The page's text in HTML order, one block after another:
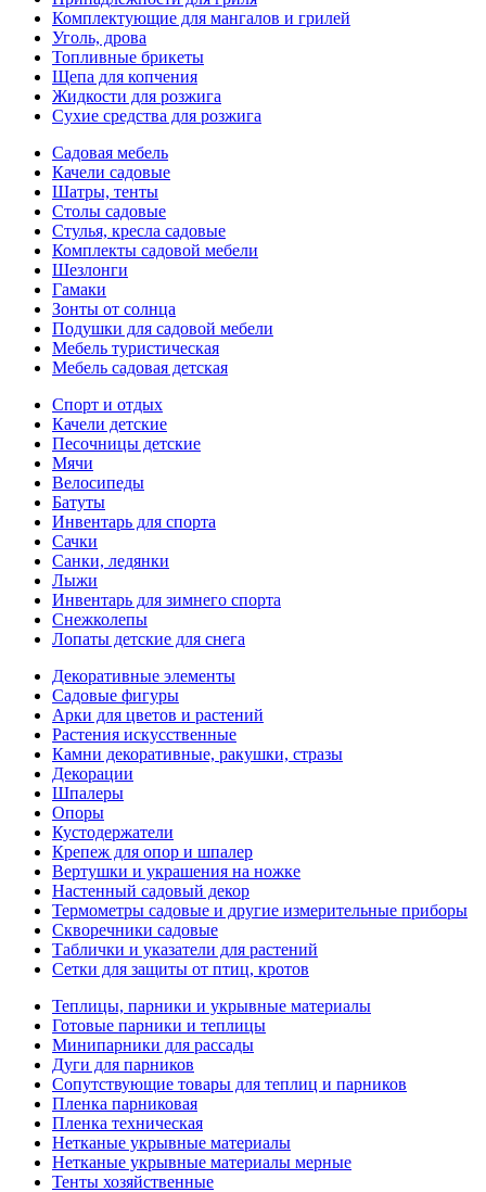
Комплектующие для мангалов и грилей
Уголь, дрова
Топливные брикеты
Щепа для копчения
Жидкости для розжига
Сухие средства для розжига
Садовая мебель
Качели садовые
Шатры, тенты
Столы садовые
Стулья, кресла садовые
Комплекты садовой мебели
Шезлонги
Гамаки
Зонты от солнца
Подушки для садовой мебели
Мебель туристическая
Мебель садовая детская
Спорт и отдых
Качели детские
Песочницы детские
Мячи
Велосипеды
Батуты
Инвентарь для спорта
Сачки
Санки, ледянки
Лыжи
Инвентарь для зимнего спорта
Снежколепы
Лопаты детские для снега
Декоративные элементы
Садовые фигуры
Арки для цветов и растений
Растения искусственные
Камни декоративные, ракушки, стразы
Декорации
Шпалеры
Опоры
Кустодержатели
Крепеж для опор и шпалер
Вертушки и украшения на ножке
Настенный садовый декор
Термометры садовые и другие измерительные приборы
Скворечники садовые
Таблички и указатели для растений
Сетки для защиты от птиц, кротов
Теплицы, парники и укрывные материалы
Готовые парники и теплицы
Минипарники для рассады
Дуги для парников
Сопутствующие товары для теплиц и парников
Пленка парниковая
Пленка техническая
Нетканые укрывные материалы
Нетканые укрывные материалы мерные
Тенты хозяйственные